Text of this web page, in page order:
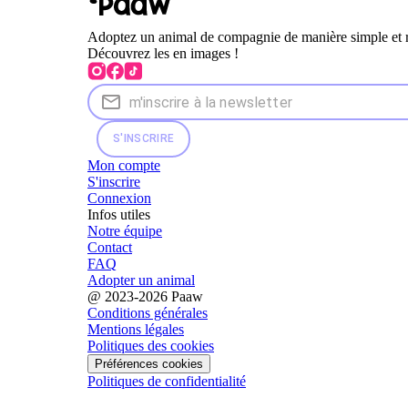
Adoptez un animal de compagnie de manière simple et
Découvrez les en images !
S'INSCRIRE
Mon compte
S'inscrire
Connexion
Infos utiles
Notre équipe
Contact
FAQ
Adopter un animal
@ 2023-2026 Paaw
Conditions générales
Mentions légales
Politiques des cookies
Préférences cookies
Politiques de confidentialité